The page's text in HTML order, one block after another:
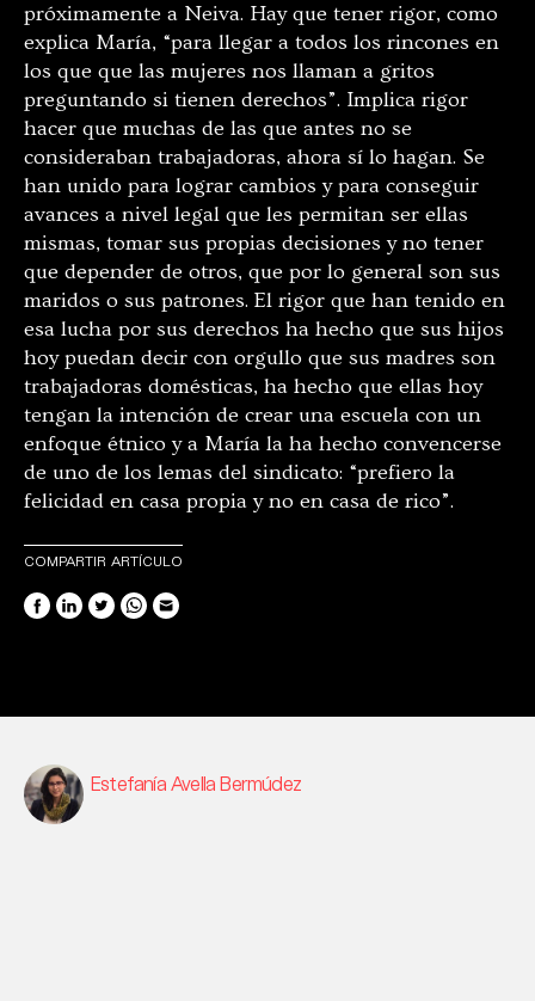
próximamente a Neiva. Hay que tener rigor, como
explica María, “para llegar a todos los rincones en
los que que las mujeres nos llaman a gritos
preguntando si tienen derechos”. Implica rigor
hacer que muchas de las que antes no se
consideraban trabajadoras, ahora sí lo hagan. Se
han unido para lograr cambios y para conseguir
avances a nivel legal que les permitan ser ellas
mismas, tomar sus propias decisiones y no tener
que depender de otros, que por lo general son sus
maridos o sus patrones. El rigor que han tenido en
esa lucha por sus derechos ha hecho que sus hijos
hoy puedan decir con orgullo que sus madres son
trabajadoras domésticas, ha hecho que ellas hoy
tengan la intención de crear una escuela con un
enfoque étnico y a María la ha hecho convencerse
de uno de los lemas del sindicato: “prefiero la
felicidad en casa propia y no en casa de rico”.
COMPARTIR ARTÍCULO
Estefanía Avella Bermúdez